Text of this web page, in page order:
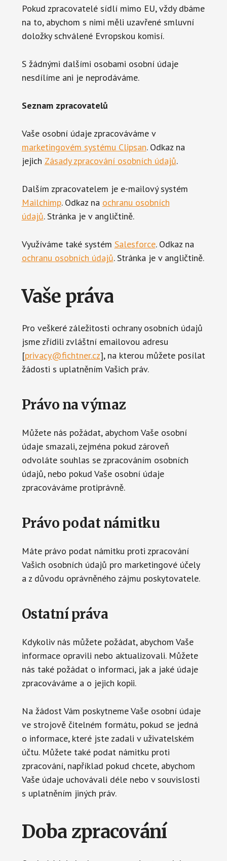
Pokud zpracovatelé sídlí mimo EU, vždy dbáme
na to, abychom s nimi měli uzavřené smluvní
doložky schválené Evropskou komisí.
S žádnými dalšími osobami osobní údaje
nesdílíme ani je neprodáváme.
Seznam zpracovatelů
Vaše osobní údaje zpracováváme v
marketingovém systému Clipsan. Odkaz na
jejich Zásady zpracování osobních údajů.
Dalším zpracovatelem je e-mailový systém
Mailchimp. Odkaz na ochranu osobních
údajů. Stránka je v angličtině.
Využíváme také systém Salesforce. Odkaz na
ochranu osobních údajů. Stránka je v angličtině.
Vaše práva
Pro veškeré záležitosti ochrany osobních údajů
jsme zřídili zvláštní emailovou adresu
[privacy@fichtner.cz], na kterou můžete posílat
žádosti s uplatněním Vašich práv.
Právo na výmaz
Můžete nás požádat, abychom Vaše osobní
údaje smazali, zejména pokud zároveň
odvoláte souhlas se zpracováním osobních
údajů, nebo pokud Vaše osobní údaje
zpracováváme protiprávně.
Právo podat námitku
Máte právo podat námitku proti zpracování
Vašich osobních údajů pro marketingové účely
a z důvodu oprávněného zájmu poskytovatele.
Ostatní práva
Kdykoliv nás můžete požádat, abychom Vaše
informace opravili nebo aktualizovali. Můžete
nás také požádat o informaci, jak a jaké údaje
zpracováváme a o jejich kopii.
Na žádost Vám poskytneme Vaše osobní údaje
ve strojově čitelném formátu, pokud se jedná
o informace, které jste zadali v uživatelském
účtu. Můžete také podat námitku proti
zpracování, například pokud chcete, abychom
Vaše údaje uchovávali déle nebo v souvislosti
s uplatněním jiných práv.
Doba zpracování